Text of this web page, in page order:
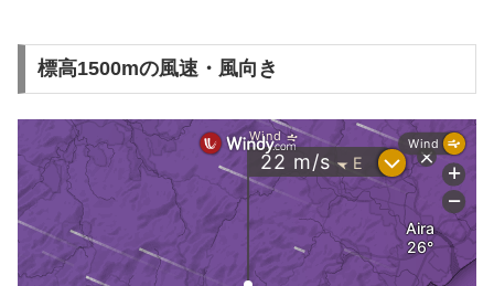
標高1500mの風速・風向き